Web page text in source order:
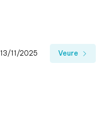
13/11/2025 Veure